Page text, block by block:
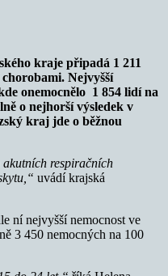
kraje připadá 1 211
Nejvyšší
onemocnělo 1 854 lidí na
o nejhorší výsledek v
kraj jde o běžnou
akutních respiračních
uvádí krajská
ní nejvyšší nemocnost ve
3 450 nemocných na 100